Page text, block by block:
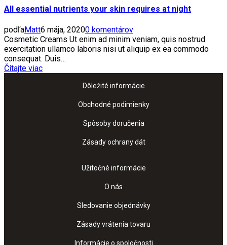
All essential nutrients your skin requires at night
podľaMatt6 mája, 20200 komentárov
Cosmetic Creams Ut enim ad minim veniam, quis nostrud
exercitation ullamco laboris nisi ut aliquip ex ea commodo
consequat. Duis…
Čítajte viac
Dôležité informácie
Obchodné podimienky
Spôsoby doručenia
Zásady ochrany dát
Užitočné informácie
O nás
Sledovanie objednávky
Zásady vrátenia tovaru
Informácie o spoločnosti